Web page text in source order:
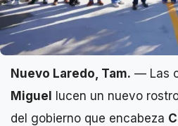
Nuevo Laredo, Tam. — Las
Miguel lucen un nuevo
del gobierno que encabeza